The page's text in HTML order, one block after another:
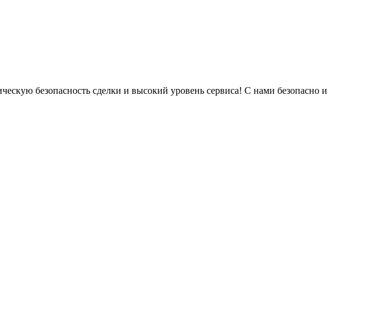
безопасность сделки и высокий уровень сервиса! С нами безопасно и